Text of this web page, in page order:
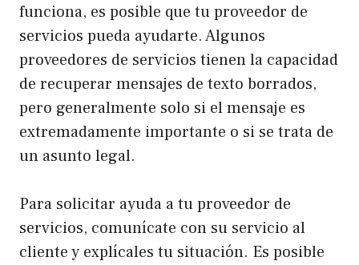
funciona, es posible que tu proveedor de
servicios pueda ayudarte. Algunos
proveedores de servicios tienen la capacidad
de recuperar mensajes de texto borrados,
pero generalmente solo si el mensaje es
extremadamente importante o si se trata de
un asunto legal.
Para solicitar ayuda a tu proveedor de
servicios, comunícate con su servicio al
cliente y explícales tu situación. Es posible